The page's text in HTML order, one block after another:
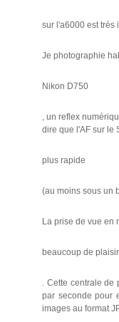
sur l'a6000 est très
Je photographie
Nikon D750
, un reflex
dire que l'AF sur le
plus rapide
(au moins sous un
La prise de vue en
beaucoup de plaisir
. Cette centrale de
par seconde pour
images au format